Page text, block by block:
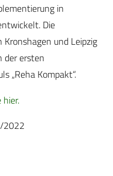
in
Die
und Leipzig
der ersten
„Reha Kompakt“.
2022